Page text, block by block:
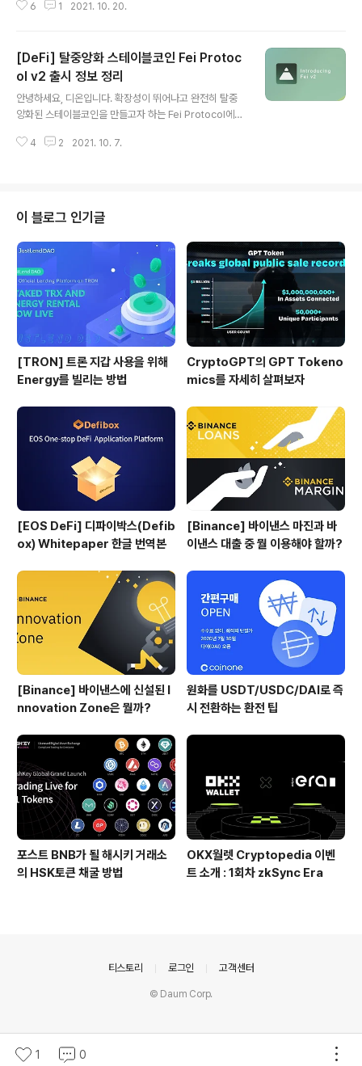
능한 유동성의 확보라는 이슈에서 출발하며 이를 해결하기
하여 현재 시장의 고민과 움직임에 대해 개괄적으로 이해
할 수 있는 좋은 글을 페이 프로토콜에서 발행하여 해당 내
용을 번역하여 공유를 드립니다. 해당 원문은 아래의 링크
를 통해 확인하실 수 있습니다. 원문 링크 : New Approa
은 신흥 금융 시장에서 달성하고자 하는 주요한 목표 중 하
6 1 2021. 10. 20.
[DeFi] 탈중앙화 스테이블코인 Fei Protoc
ol v2 출시 정보 정리
안녕하세요, 디온입니다. 확장성이 뛰어나고 완전히 탈중
앙화된 스테이블코인을 만들고자 하는 Fei Protocol에서
출시 정보를 발표하였습니다. 원문 링크 : Introducing Fe
코인 플랫폼 Fei Protocol 출시 정보 [DeFi] 새로운 스테
이블코인 프로젝트 Fei Protocol 소개 : 1편 [DeFi] 새로
운 스테이블코인 프로젝트 Fei Protocol 소개 : 2편 [De
Fi] 탈중앙화 스테이블코인 플랫폼 Fei Protocol 출시 정
보 ..
4 2 2021. 10. 7.
이 블로그 인기글
[TRON] 트론 지갑 사용을 위해
Energy를 빌리는 방법
CryptoGPT의 GPT Tokeno
mics를 자세히 살펴보자
[EOS DeFi] 디파이박스(Defib
ox) Whitepaper 한글 번역본
[Binance] 바이낸스 마진과 바
이낸스 대출 중 뭘 이용해야 할까?
[Binance] 바이낸스에 신설된 I
nnovation Zone은 뭘까?
원화를 USDT/USDC/DAI로 즉
시 전환하는 환전 팁
포스트 BNB가 될 해시키 거래소
의 HSK토큰 채굴 방법
OKX월렛 Cryptopedia 이벤
트 소개 : 1회차 zkSync Era
1 0
티스토리 로그인 고객센터
© Daum Corp.